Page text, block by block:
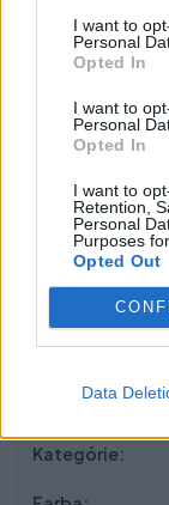
I want to
Personal
Opted In
I want to
Personal
Opted In
I want to
Retention,
Personal
Purposes
Opted Out
Data
Maximálne
Montáž:do ľavej
Zloženie setu:
1× drôtený kôš
1× montážna sada
Parametre
Výrobca:
Kategórie: